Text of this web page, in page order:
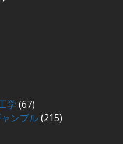
学 (67)
ンブル(215)